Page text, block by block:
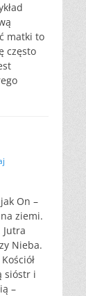
matki to
często
On –
ziemi.
Nieba.
sióstr i
–